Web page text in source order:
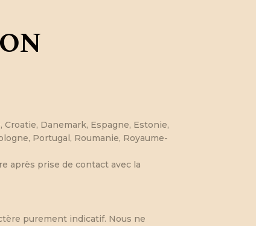
Danemark, Espagne, Estonie,
Portugal, Roumanie, Royaume-
après prise de contact avec la
purement indicatif. Nous ne